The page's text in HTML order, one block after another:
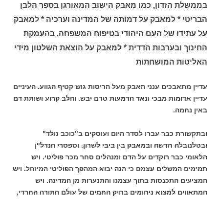
בממשלת הזדון, כמו מאבק הישוב המאורגן בספר הלבן
הבריטי * למאבק על דמותה של המדינה וערכיה * למאבק
על עתידו של העם היהודי בטיפוח המשפחה, בהעמקת
החינוך ובערבות הדדית * למאבק על הוצאת השלטון מידי
האליטות המושחתות
עדיין מתאבכים ענני האבק מעל הריסות גוש קטיף הגווע. העיניים
עדיין אדומות מבכי ונאד הדמעות טרם יבש. והלב קרוע ושותת דם
באין נחמה.
ובתקשורת כבר עברו לסדר היום ועוסקים ב"כוכב נולד"
ובטלנובלה חדשה ובמאבק בין ביבי לשרון. וספסרי הנדל"ן
הלאומי כבר רוקדים על הדם ומנהלים סחר מכר פוליטי. ויש
תמימים המשלים עצמם כי הנה יבוא המהפך הפוליטי המיוחל. ויש
המציעים התכנסות בתוך עצמנו והתנערות מן המדינה. ויש
המתאווים למצוא ניחומים בחיק החמים של עולם התורה החרדי,